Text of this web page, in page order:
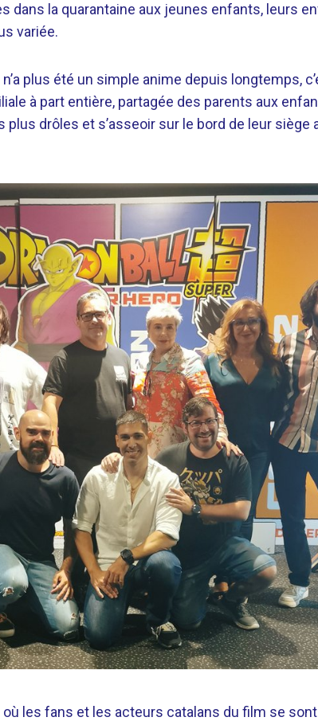
dans la quarantaine aux jeunes enfants, leurs
variée.
plus été un simple anime depuis longtemps,
à part entière, partagée des parents aux
drôles et s’asseoir sur le bord de leur siège
où les fans et les acteurs catalans du film se